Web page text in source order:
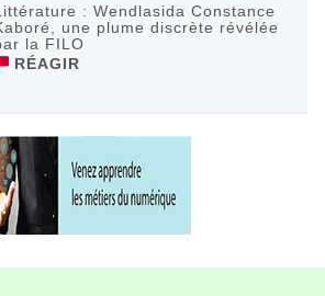
: Wendlasida Constance
une plume discrète révélée
la FILO
RÉAGIR